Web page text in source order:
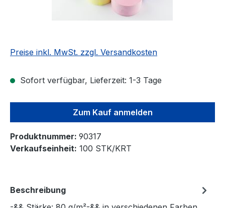
Preise inkl. MwSt. zzgl. Versandkosten
Sofort verfügbar, Lieferzeit: 1-3 Tage
Zum Kauf anmelden
Produktnummer: 90317
Verkaufseinheit: 100 STK/KRT
Beschreibung